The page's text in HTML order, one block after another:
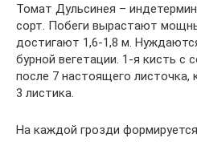
Томат Дульсинея –
сорт. Побеги вырастают
достигают 1,6-1,8 м.
бурной вегетации. 1-я кисть с
после 7 настоящего
3 листика.
На каждой грозди